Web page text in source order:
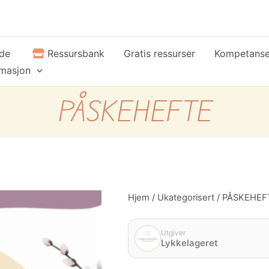
Ressursbank Gratis ressurser
PÅSKEHEFTE
Hjem / Ukategorisert /
Utgiver
Lykkelageret
PÅSKEHEFTE